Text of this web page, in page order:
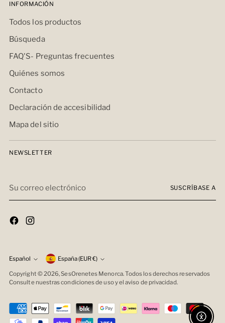
INFORMACIÓN
Todos los productos
Búsqueda
FAQ'S- Preguntas frecuentes
Quiénes somos
Contacto
Declaración de accesibilidad
Mapa del sitio
NEWSLETTER
correo
electrónico
SUSCRÍBASE A
idioma
Español moneda España (EUR €)
Copyright © 2026,SesOrenetes Menorca. Todos los derechos reservados
Consulte nuestras condiciones de uso y el aviso de privacidad.